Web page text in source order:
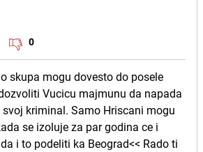
0
skupa mogu dovesto do posele
Vucicu majmunu da napada
kriminal. Samo Hriscani mogu
se izoluje za par godina ce i
i to podeliti ka Beograd<< Rado ti